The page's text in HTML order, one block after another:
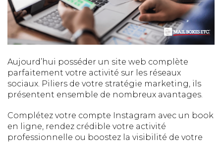
Aujourd’hui posséder un site web complète
parfaitement votre activité sur les réseaux
sociaux. Piliers de votre stratégie marketing, ils
présentent ensemble de nombreux avantages.
Complétez votre compte Instagram avec un book
en ligne, rendez crédible votre activité
professionnelle ou boostez la visibilité de votre